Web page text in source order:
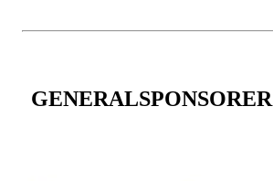
GENERALSPONSORER